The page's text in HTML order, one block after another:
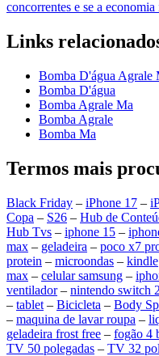
concorrentes e se a
Links
Bomba D'água Agrale
Bomba D'água
Bomba Agrale Ma
Bomba Agrale
Bomba Ma
Termos mais
Black Friday – iPhone 17 –
Copa – S26 – Hub de
Hub Tvs – iphone 15 –
max – geladeira – poco x7
protein – microondas – kindle
max – celular samsung –
ventilador– nintendo switch 2
– tablet – Bicicleta – Body
– maquina de lavar roupa –
geladeira frost free – fogão 4
TV 50 polegadas – TV 32